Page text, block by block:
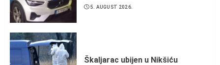
5. AUGUST 2026.
Škaljarac ubijen u Nikšiću